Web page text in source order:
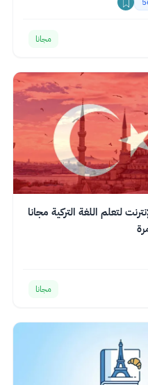
مجانا
لتعلم اللغة التركية مجانا
مجانا